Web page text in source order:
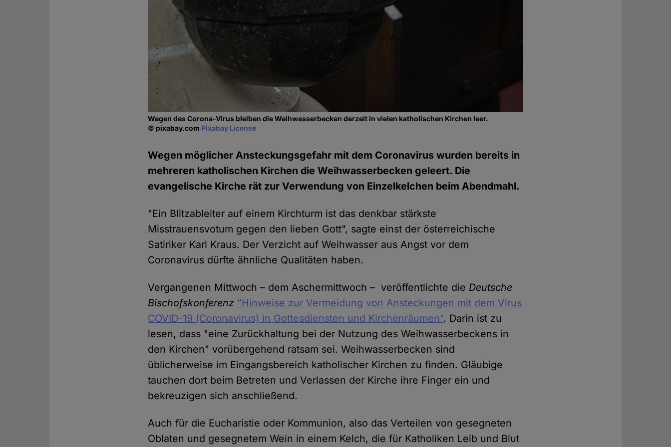
Wegen des Corona-Virus bleiben die Weihwasserbecken derzeit in vielen katholischen Kirchen leer.
© pixabay.com Pixabay License
Wegen möglicher Ansteckungsgefahr mit dem Coronavirus wurden bereits in
mehreren katholischen Kirchen die Weihwasserbecken geleert. Die
evangelische Kirche rät zur Verwendung von Einzelkelchen beim Abendmahl.
"Ein Blitzableiter auf einem Kirchturm ist das denkbar stärkste
Misstrauensvotum gegen den lieben Gott", sagte einst der österreichische
Satiriker Karl Kraus. Der Verzicht auf Weihwasser aus Angst vor dem
Coronavirus dürfte ähnliche Qualitäten haben.
Vergangenen Mittwoch – dem Aschermittwoch – veröffentlichte die Deutsche
Bischofskonferenz "Hinweise zur Vermeidung von Ansteckungen mit dem Virus
COVID-19 (Coronavirus) in Gottesdiensten und Kirchenräumen". Darin ist zu
lesen, dass "eine Zurückhaltung bei der Nutzung des Weihwasserbeckens in
den Kirchen" vorübergehend ratsam sei. Weihwasserbecken sind
üblicherweise im Eingangsbereich katholischer Kirchen zu finden. Gläubige
tauchen dort beim Betreten und Verlassen der Kirche ihre Finger ein und
bekreuzigen sich anschließend.
Auch für die Eucharistie oder Kommunion, also das Verteilen von gesegneten
Oblaten und gesegnetem Wein in einem Kelch, die für Katholiken Leib und Blut